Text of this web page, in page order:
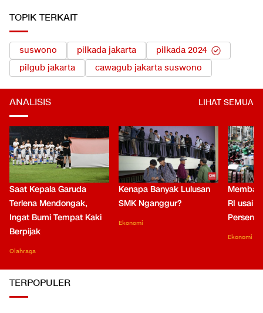
TOPIK TERKAIT
suswono pilkada jakarta
pilkada 2024
pilgub jakarta
cawagub jakarta suswono
ANALISIS LIHAT SEMUA
Saat Kepala Garuda
Terlena Mendongak,
Ingat Bumi Tempat Kaki
Berpijak
Olahraga
Kenapa Banyak Lulusan
SMK Nganggur?
Ekonomi
RI usai
Persen
Ekonomi
TERPOPULER